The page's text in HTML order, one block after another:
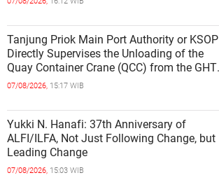
Tanjung Priok Main Port Authority or KSOP
Directly Supervises the Unloading of the
Quay Container Crane (QCC) from the GHT
Marimas Ship at the North J
07/08/2026, 15:17 WIB
Yukki N. Hanafi: 37th Anniversary of
ALFI/ILFA, Not Just Following Change, but
Leading Change
07/08/2026, 15:03 WIB